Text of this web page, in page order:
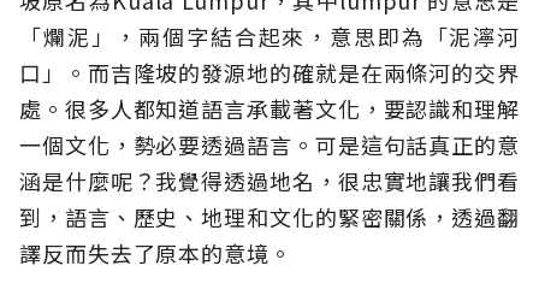
「爛泥」，兩個字結合起來，意思即為「泥濘河
口」。而吉隆坡的發源地的確就是在兩條河的交界
處。很多人都知道語言承載著文化，要認識和理解
一個文化，勢必要透過語言。可是這句話真正的意
涵是什麼呢？我覺得透過地名，很忠實地讓我們看
到，語言、歷史、地理和文化的緊密關係，透過翻
譯反而失去了原本的意境。